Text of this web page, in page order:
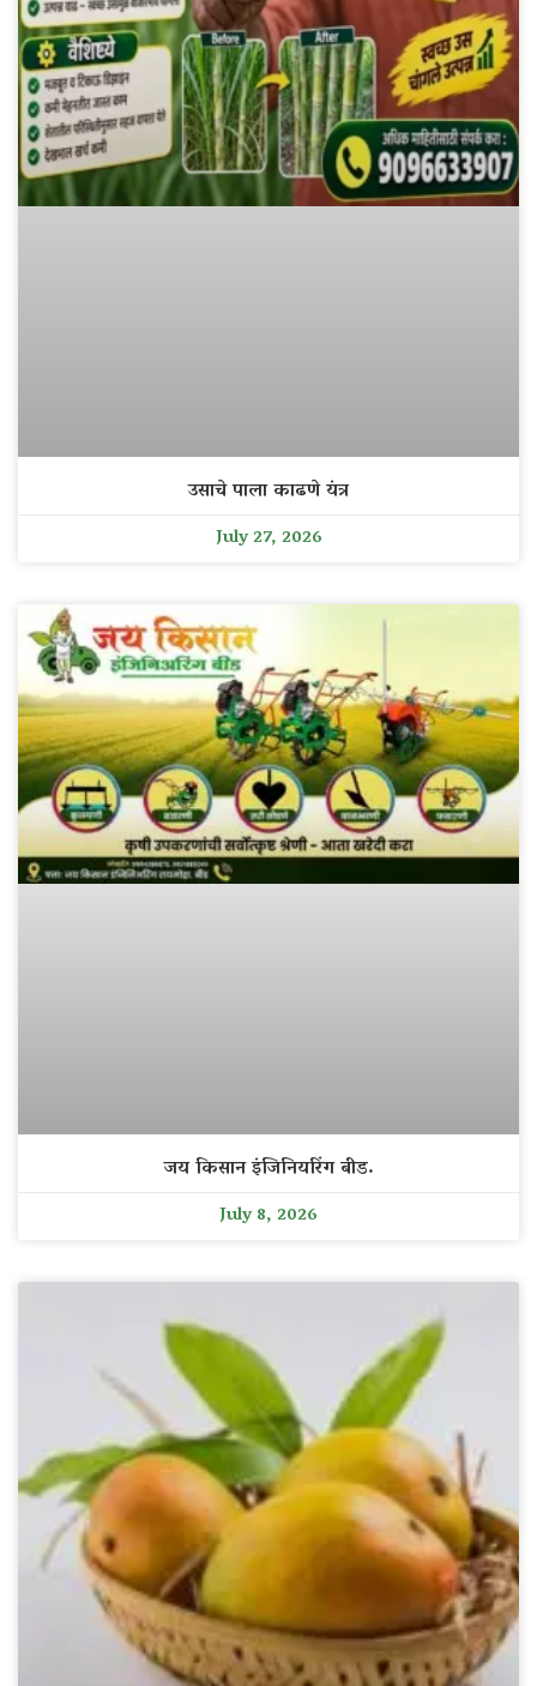
उसाचे पाला काढणे यंत्र
July 27, 2026
जय किसान इंजिनियरिंग बीड.
July 8, 2026